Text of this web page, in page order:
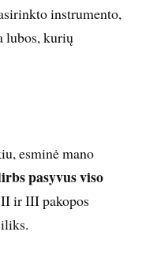
instrumento,
lubos, kurių
esminė mano
pasyvus viso
ir III pakopos